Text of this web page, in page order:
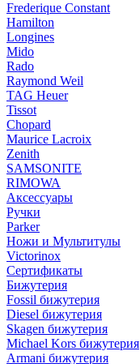
Frederique Constant
Hamilton
Longines
Mido
Rado
Raymond Weil
TAG Heuer
Tissot
Chopard
Maurice Lacroix
Zenith
SAMSONITE
RIMOWA
Аксессуары
Ручки
Parker
Ножи и Мультитулы
Victorinox
Сертификаты
Бижутерия
Fossil бижутерия
Diesel бижутерия
Skagen бижутерия
Michael Kors бижутерия
Armani бижутерия